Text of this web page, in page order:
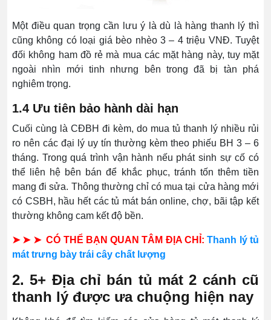
Một điều quan trọng cần lưu ý là dù là hàng thanh lý thì
cũng không có loại giá bèo nhèo 3 – 4 triệu VNĐ. Tuyệt
đối không ham đồ rẻ mà mua các mặt hàng này, tuy mặt
ngoài nhìn mới tinh nhưng bên trong đã bị tàn phá
nghiêm trọng.
1.4 Ưu tiên bảo hành dài hạn
Cuối cùng là CĐBH đi kèm, do mua tủ thanh lý nhiều rủi
ro nên các đại lý uy tín thường kèm theo phiếu BH 3 – 6
tháng. Trong quá trình vận hành nếu phát sinh sự cố có
thể liên hệ bên bán để khắc phục, tránh tốn thêm tiền
mang đi sửa. Thông thường chỉ có mua tại cửa hàng mới
có CSBH, hầu hết các tủ mát bán online, chợ, bãi tập kết
thường không cam kết độ bền.
➤ ➤ ➤ CÓ THỂ BẠN QUAN TÂM ĐỊA CHỈ: Thanh lý tủ
mát trưng bày trái cây chất lượng
2. 5+ Địa chỉ bán tủ mát 2 cánh cũ
thanh lý được ưa chuộng hiện nay